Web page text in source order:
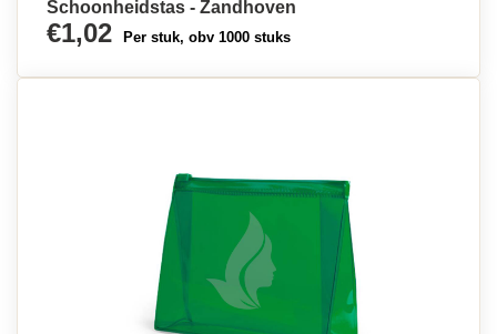
Schoonheidstas - Zandhoven
€1,02 Per stuk, obv 1000 stuks